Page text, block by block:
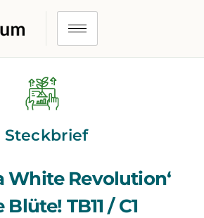
Steckbrief
White Revolution‘
TB11 / C1